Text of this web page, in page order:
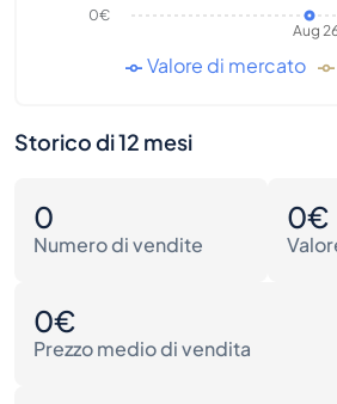
Aug
0€
Valore di mercato
Storico di 12 mesi
0
Numero di vendite
0€
0€
Prezzo medio di vendita